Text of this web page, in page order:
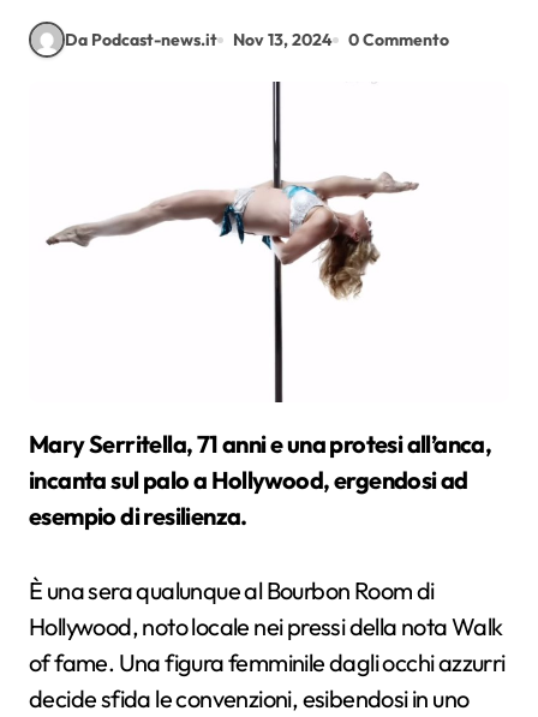
Da Podcast-news.it Nov 13, 2024 0 Commento
Mary Serritella, 71 anni e una protesi all’anca,
incanta sul palo a Hollywood, ergendosi ad
esempio di resilienza.
È una sera qualunque al Bourbon Room di
Hollywood, noto locale nei pressi della nota Walk
of fame. Una figura femminile dagli occhi azzurri
decide sfida le convenzioni, esibendosi in uno